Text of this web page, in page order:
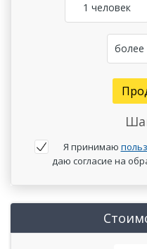
1 человек
более
Я принимаю
даю согласие на